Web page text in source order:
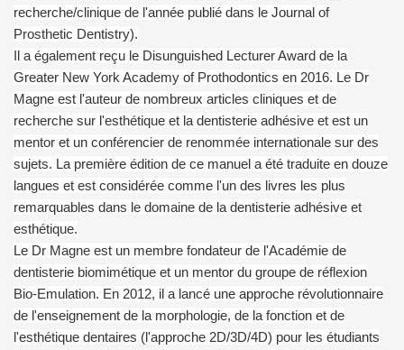
recherche/clinique de l'année publié dans le Journal of
Prosthetic Dentistry).
Il a également reçu le Disunguished Lecturer Award de la
Greater New York Academy of Prothodontics en 2016. Le Dr
Magne est l'auteur de nombreux articles cliniques et de
recherche sur l'esthétique et la dentisterie adhésive et est un
mentor et un conférencier de renommée internationale sur des
sujets. La première édition de ce manuel a été traduite en douze
langues et est considérée comme l'un des livres les plus
remarquables dans le domaine de la dentisterie adhésive et
esthétique.
Le Dr Magne est un membre fondateur de l'Académie de
dentisterie biomimétique et un mentor du groupe de réflexion
Bio-Emulation. En 2012, il a lancé une approche révolutionnaire
de l'enseignement de la morphologie, de la fonction et de
l'esthétique dentaires (l'approche 2D/3D/4D) pour les étudiants